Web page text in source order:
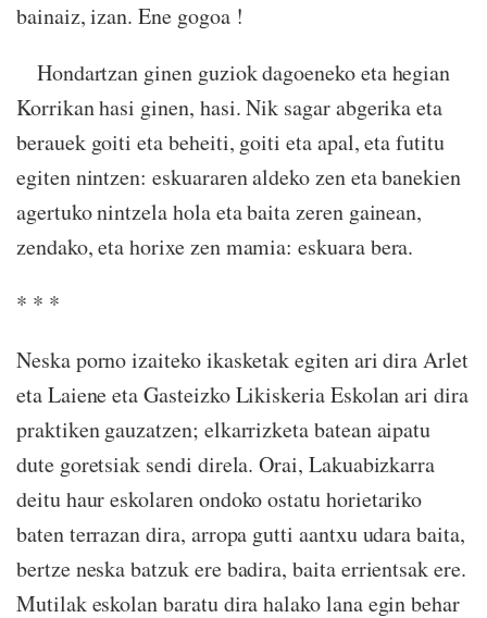
bainaiz, izan. Ene gogoa !
Hondartzan ginen guziok dagoeneko eta hegian
Korrikan hasi ginen, hasi. Nik sagar abgerika eta
berauek goiti eta beheiti, goiti eta apal, eta futitu
egiten nintzen: eskuararen aldeko zen eta banekien
agertuko nintzela hola eta baita zeren gainean,
zendako, eta horixe zen mamia: eskuara bera.
* * *
Neska porno izaiteko ikasketak egiten ari dira Arlet
eta Laiene eta Gasteizko Likiskeria Eskolan ari dira
praktiken gauzatzen; elkarrizketa batean aipatu
dute goretsiak sendi direla. Orai, Lakuabizkarra
deitu haur eskolaren ondoko ostatu horietariko
baten terrazan dira, arropa gutti aantxu udara baita,
bertze neska batzuk ere badira, baita errientsak ere.
Mutilak eskolan baratu dira halako lana egin behar